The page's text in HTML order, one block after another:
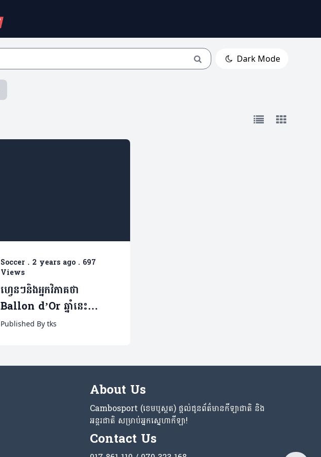
Dark Mode
Soccer . 2 years ago . 697
Views
ហ្វេនៗនិងអ្នកវិភាគថា
Ballon d’Or ឆ្នាំនេះ
Vini Jr សុំហើយ! ក្រោយ
Published By tks
About Us
Cambosport (ខេមបូស្ពត) ផ្តល់ជូនព័ត៌មានកីឡាជាតិ និង
អន្តរជាតិ សម្រាប់អ្នកស្នេហាកីឡា!
Contact Us